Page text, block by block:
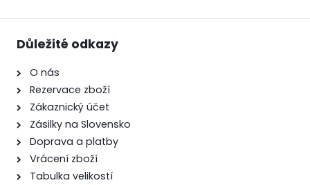
Důležité odkazy
O nás
Rezervace zboží
Zákaznický účet
Zásilky na Slovensko
Doprava a platby
Vrácení zboží
Tabulka velikostí